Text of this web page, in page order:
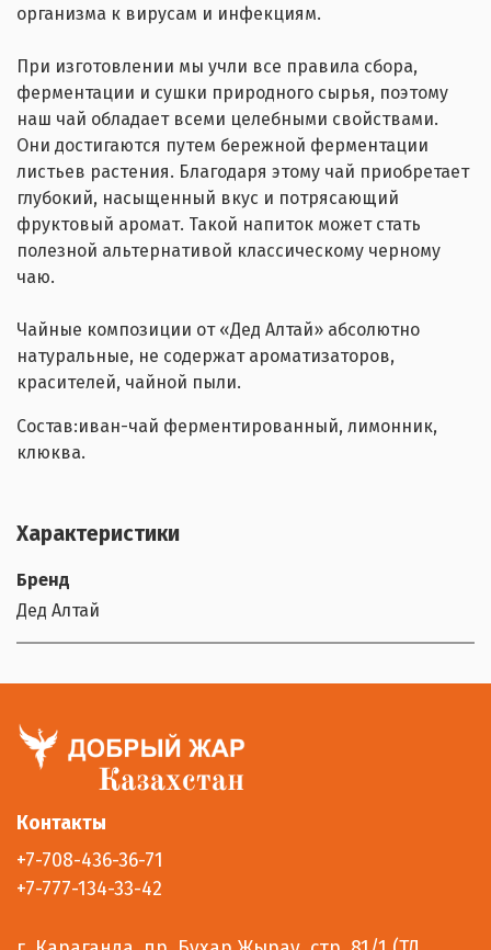
организма к вирусам и инфекциям.
При изготовлении мы учли все правила сбора,
ферментации и сушки природного сырья, поэтому
наш чай обладает всеми целебными свойствами.
Они достигаются путем бережной ферментации
листьев растения. Благодаря этому чай приобретает
глубокий, насыщенный вкус и потрясающий
фруктовый аромат. Такой напиток может стать
полезной альтернативой классическому черному
чаю.
Чайные композиции от «Дед Алтай» абсолютно
натуральные, не содержат ароматизаторов,
красителей, чайной пыли.
Состав:иван-чай ферментированный, лимонник,
клюква.
Характеристики
Бренд
Дед Алтай
Контакты
+7-708-436-36-71
+7-777-134-33-42